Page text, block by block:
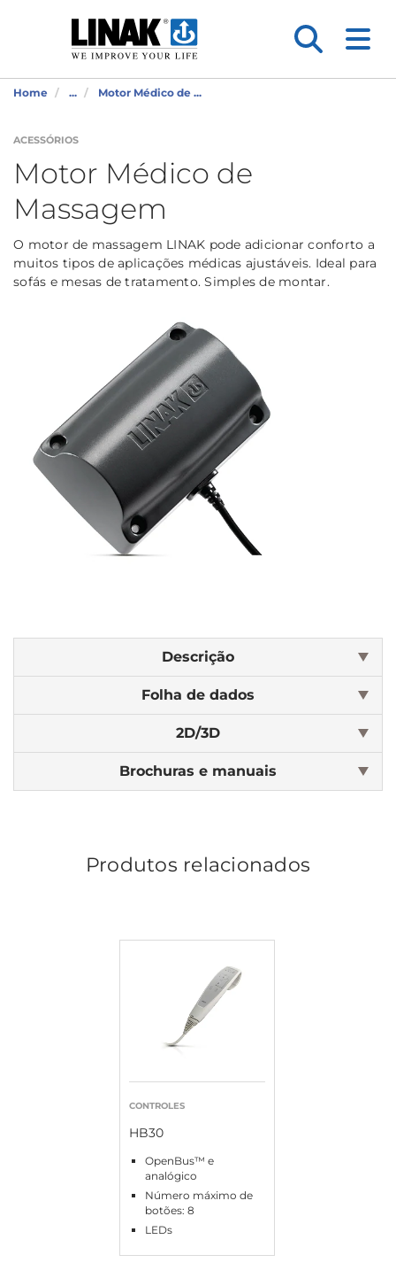
Home ... Motor Médico de ...
ACESSÓRIOS
Motor Médico de
Massagem
O motor de massagem LINAK pode adicionar conforto a
muitos tipos de aplicações médicas ajustáveis. Ideal para
sofás e mesas de tratamento. Simples de montar.
Descrição
Folha de dados
2D/3D
Brochuras e manuais
Produtos relacionados
CONTROLES
HB30
OpenBus™ e
analógico
Número máximo de
botões: 8
LEDs